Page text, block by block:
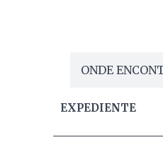
ONDE
EXPEDIENTE